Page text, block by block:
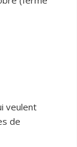
veulent
de